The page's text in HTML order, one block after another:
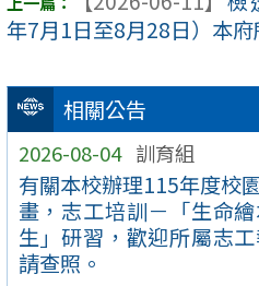
相關公告
2026-08-04 訓育組
有關本校辦理115年度校
畫，志工培訓－「生命
生」研習，歡迎所屬志
請查照。
年7月1日至8月28日）本